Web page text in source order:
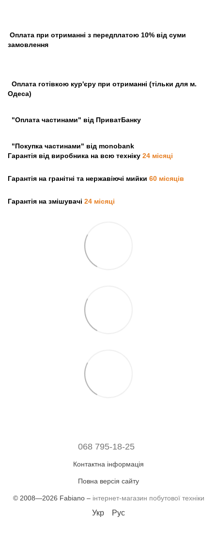
Оплата при отриманні з передплатою 10% від суми
замовлення
Оплата готівкою кур'єру при отриманні (тільки для м.
Одеса)
"Оплата частинами" від ПриватБанку
"Покупка частинами" від monobank
Гарантія від виробника на всю техніку 24 місяці
Гарантія на гранітні та нержавіючі мийки 60 місяців
Гарантія на змішувачі 24 місяці
068 795-18-25
Контактна інформація
Повна версія сайту
© 2008—2026 Fabiano – інтернет-магазин побутової техніки
Укр Рус